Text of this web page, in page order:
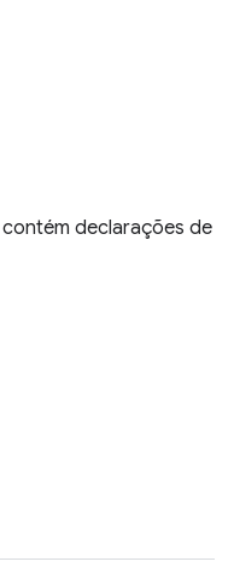
contém declarações de